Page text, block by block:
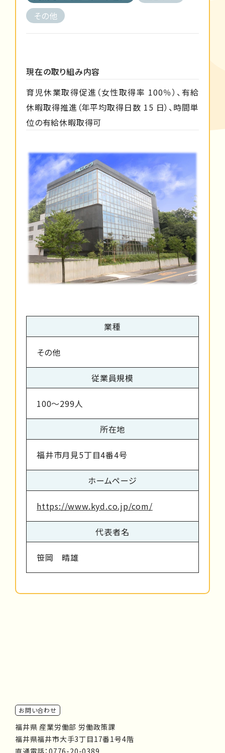
その他
現在の取り組み内容
育児休業取得促進（女性取得率 100％）、有給
休暇取得推進（年平均取得日数 15 日）、時間単
位の有給休暇取得可
業種
その他
従業員規模
100～299人
所在地
福井市月見5丁目4番4号
ホームページ
https://www.kyd.co.jp/com/
代表者名
笹岡 晴雄
お問い合わせ
福井県 産業労働部 労働政策課
福井県福井市大手3丁目17番1号4階
直通電話： 0776-20-0389